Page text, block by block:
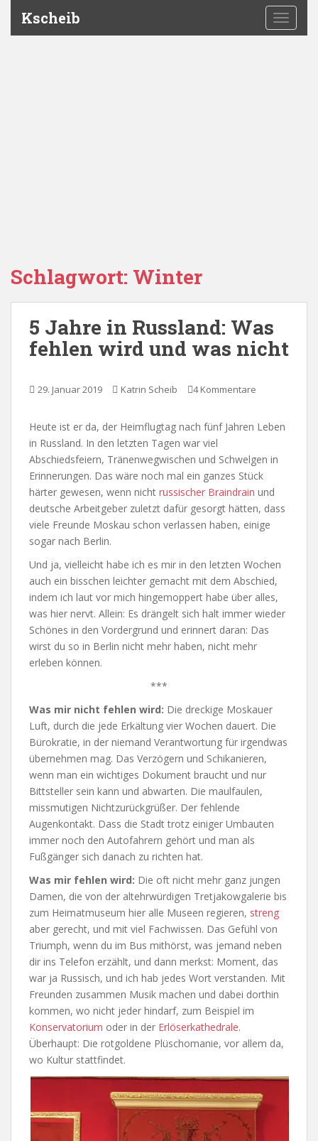
Kscheib
Schlagwort: Winter
5 Jahre in Russland: Was
fehlen wird und was nicht
29. Januar 2019 Katrin Scheib 4 Kommentare
Heute ist er da, der Heimflugtag nach fünf Jahren Leben
in Russland. In den letzten Tagen war viel
Abschiedsfeiern, Tränenwegwischen und Schwelgen in
Erinnerungen. Das wäre noch mal ein ganzes Stück
härter gewesen, wenn nicht russischer Braindrain und
deutsche Arbeitgeber zuletzt dafür gesorgt hätten, dass
viele Freunde Moskau schon verlassen haben, einige
sogar nach Berlin.
Und ja, vielleicht habe ich es mir in den letzten Wochen
auch ein bisschen leichter gemacht mit dem Abschied,
indem ich laut vor mich hingemoppert habe über alles,
was hier nervt. Allein: Es drängelt sich halt immer wieder
Schönes in den Vordergrund und erinnert daran: Das
wirst du so in Berlin nicht mehr haben, nicht mehr
erleben können.
***
Was mir nicht fehlen wird: Die dreckige Moskauer
Luft, durch die jede Erkältung vier Wochen dauert. Die
Bürokratie, in der niemand Verantwortung für irgendwas
übernehmen mag. Das Verzögern und Schikanieren,
wenn man ein wichtiges Dokument braucht und nur
Bittsteller sein kann und abwarten. Die maulfaulen,
missmutigen Nichtzurückgrüßer. Der fehlende
Augenkontakt. Dass die Stadt trotz einiger Umbauten
immer noch den Autofahrern gehört und man als
Fußgänger sich danach zu richten hat.
Was mir fehlen wird: Die oft nicht mehr ganz jungen
Damen, die von der altehrwürdigen Tretjakowgalerie bis
zum Heimatmuseum hier alle Museen regieren, streng
aber gerecht, und mit viel Fachwissen. Das Gefühl von
Triumph, wenn du im Bus mithörst, was jemand neben
dir ins Telefon erzählt, und dann merkst: Moment, das
war ja Russisch, und ich hab jedes Wort verstanden. Mit
Freunden zusammen Musik machen und dabei dorthin
kommen, wo nicht jeder hindarf, zum Beispiel im
Konservatorium oder in der Erlöserkathedrale.
Überhaupt: Die rotgoldene Plüschomanie, vor allem da,
wo Kultur stattfindet.